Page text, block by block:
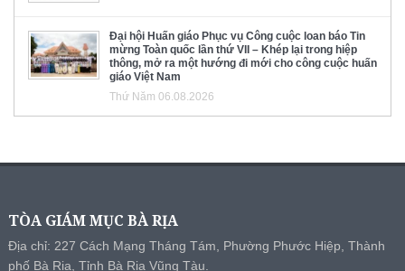
Đại hội Huấn giáo Phục vụ Công cuộc loan báo Tin
mừng Toàn quốc lần thứ VII – Khép lại trong hiệp
thông, mở ra một hướng đi mới cho công cuộc huấn
giáo Việt Nam
Thứ Năm 06.08.2026
TÒA GIÁM MỤC BÀ RỊA
Địa chỉ: 227 Cách Mạng Tháng Tám, Phường Phước Hiệp, Thành
phố Bà Rịa, Tỉnh Bà Rịa Vũng Tàu.